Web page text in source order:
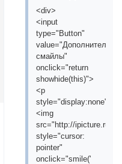
<div>
<input
type="Button"
смайлы"
onclick="return
showhide(this)">
<p
style="display:none">
<img
src="http://ipicture.ru/
style="cursor:
pointer"
onclick="smile('